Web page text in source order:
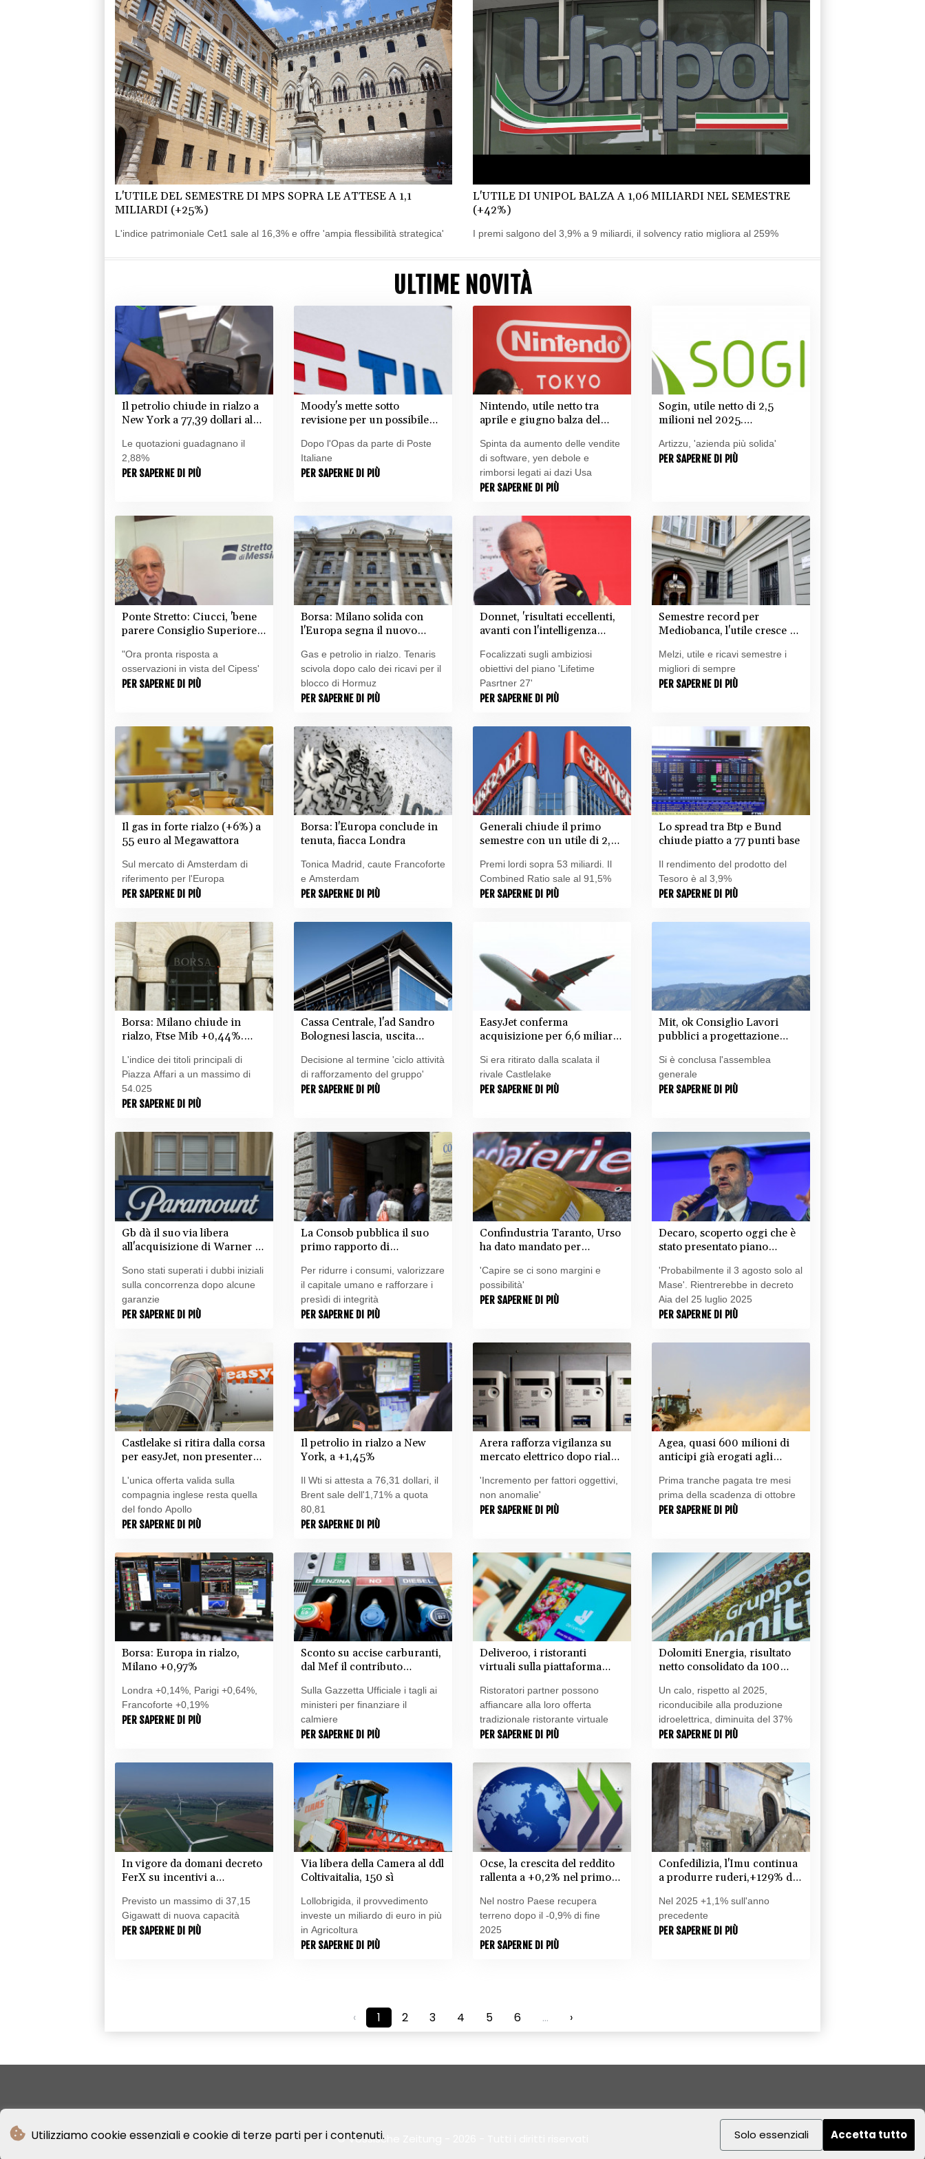
Utilizziamo cookie essenziali e cookie di terze parti per i contenuti. Solo essenziali Accetta tutto
L'UTILE DEL SEMESTRE DI MPS SOPRA LE ATTESE A 1,1
MILIARDI (+25%)
L'indice patrimoniale Cet1 sale al 16,3% e offre 'ampia flessibilità strategica'
L'UTILE DI UNIPOL BALZA A 1,06 MILIARDI NEL SEMESTRE
(+42%)
I premi salgono del 3,9% a 9 miliardi, il solvency ratio migliora al 259%
ULTIME NOVITÀ
Il petrolio chiude in rialzo a
New York a 77,39 dollari al
Le quotazioni guadagnano il
2,88%
PER SAPERNE DI PIÙ
Moody's mette sotto
revisione per un possibile
Tim
Dopo l'Opas da parte di Poste
Italiane
PER SAPERNE DI PIÙ
Nintendo, utile netto tra
aprile e giugno balza del
Spinta da aumento delle vendite
di software, yen debole e
rimborsi legati ai dazi Usa
PER SAPERNE DI PIÙ
Sogin, utile netto di 2,5
milioni nel 2025.
decommissioning al 47,7%
Artizzu, 'azienda più solida'
PER SAPERNE DI PIÙ
Ponte Stretto: Ciucci, 'bene
parere Consiglio Superiore
"Ora pronta risposta a
osservazioni in vista del Cipess'
PER SAPERNE DI PIÙ
Borsa: Milano solida con
l'Europa segna il nuovo
Gas e petrolio in rialzo. Tenaris
scivola dopo calo dei ricavi per il
blocco di Hormuz
PER SAPERNE DI PIÙ
Donnet, 'risultati eccellenti,
avanti con l'intelligenza
Focalizzati sugli ambiziosi
obiettivi del piano 'Lifetime
Pasrtner 27'
PER SAPERNE DI PIÙ
Semestre record per
Mediobanca, l'utile cresce a
Melzi, utile e ricavi semestre i
migliori di sempre
PER SAPERNE DI PIÙ
Il gas in forte rialzo (+6%) a
55 euro al Megawattora
Sul mercato di Amsterdam di
riferimento per l'Europa
PER SAPERNE DI PIÙ
Borsa: l'Europa conclude in
tenuta, fiacca Londra
Tonica Madrid, caute Francoforte
e Amsterdam
PER SAPERNE DI PIÙ
Generali chiude il primo
semestre con un utile di 2,5
Premi lordi sopra 53 miliardi. Il
Combined Ratio sale al 91,5%
PER SAPERNE DI PIÙ
Lo spread tra Btp e Bund
chiude piatto a 77 punti base
Il rendimento del prodotto del
Tesoro è al 3,9%
PER SAPERNE DI PIÙ
Borsa: Milano chiude in
rialzo, Ftse Mib +0,44%.
punti
L'indice dei titoli principali di
Piazza Affari a un massimo di
54.025
PER SAPERNE DI PIÙ
Cassa Centrale, l'ad Sandro
Bolognesi lascia, uscita
Decisione al termine 'ciclo attività
di rafforzamento del gruppo'
PER SAPERNE DI PIÙ
EasyJet conferma
acquisizione per 6,6 miliardi
Si era ritirato dalla scalata il
rivale Castlelake
PER SAPERNE DI PIÙ
Mit, ok Consiglio Lavori
pubblici a progettazione
Si è conclusa l'assemblea
generale
PER SAPERNE DI PIÙ
Gb dà il suo via libera
all'acquisizione di Warner da
Sono stati superati i dubbi iniziali
sulla concorrenza dopo alcune
garanzie
PER SAPERNE DI PIÙ
La Consob pubblica il suo
primo rapporto di
Per ridurre i consumi, valorizzare
il capitale umano e rafforzare i
presìdi di integrità
PER SAPERNE DI PIÙ
Confindustria Taranto, Urso
ha dato mandato per
'Capire se ci sono margini e
possibilità'
PER SAPERNE DI PIÙ
Decaro, scoperto oggi che è
stato presentato piano
Ilva
'Probabilmente il 3 agosto solo al
Mase'. Rientrerebbe in decreto
Aia del 25 luglio 2025
PER SAPERNE DI PIÙ
Castlelake si ritira dalla corsa
per easyJet, non presenterà
L'unica offerta valida sulla
compagnia inglese resta quella
del fondo Apollo
PER SAPERNE DI PIÙ
Il petrolio in rialzo a New
York, a +1,45%
Il Wti si attesta a 76,31 dollari, il
Brent sale dell'1,71% a quota
80,81
PER SAPERNE DI PIÙ
Arera rafforza vigilanza su
mercato elettrico dopo rialzo
'Incremento per fattori oggettivi,
non anomalie'
PER SAPERNE DI PIÙ
Agea, quasi 600 milioni di
anticipi già erogati agli
Prima tranche pagata tre mesi
prima della scadenza di ottobre
PER SAPERNE DI PIÙ
Borsa: Europa in rialzo,
Milano +0,97%
Londra +0,14%, Parigi +0,64%,
Francoforte +0,19%
PER SAPERNE DI PIÙ
Sconto su accise carburanti,
dal Mef il contributo
Sulla Gazzetta Ufficiale i tagli ai
ministeri per finanziare il
calmiere
PER SAPERNE DI PIÙ
Deliveroo, i ristoranti
virtuali sulla piattaforma
Ristoratori partner possono
affiancare alla loro offerta
tradizionale ristorante virtuale
PER SAPERNE DI PIÙ
Dolomiti Energia, risultato
netto consolidato da 100
Un calo, rispetto al 2025,
riconducibile alla produzione
idroelettrica, diminuita del 37%
PER SAPERNE DI PIÙ
In vigore da domani decreto
FerX su incentivi a
Previsto un massimo di 37,15
Gigawatt di nuova capacità
PER SAPERNE DI PIÙ
Via libera della Camera al ddl
Coltivaitalia, 150 sì
Lollobrigida, il provvedimento
investe un miliardo di euro in più
in Agricoltura
PER SAPERNE DI PIÙ
Ocse, la crescita del reddito
rallenta a +0,2% nel primo
Nel nostro Paese recupera
terreno dopo il -0,9% di fine
2025
PER SAPERNE DI PIÙ
Confedilizia, l'Imu continua
a produrre ruderi,+129% dal
Nel 2025 +1,1% sull'anno
precedente
PER SAPERNE DI PIÙ
‹ 1 2 3 4 5 6 ... ›
© Vossische Zeitung - 2026 - Tutti i diritti riservati